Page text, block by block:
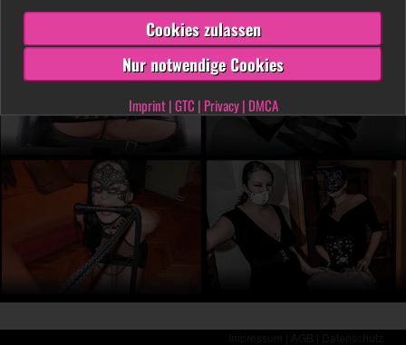
Cookies zulassen
Nur notwendige Cookies
Imprint|GTC | Privacy| DMCA
schafft!